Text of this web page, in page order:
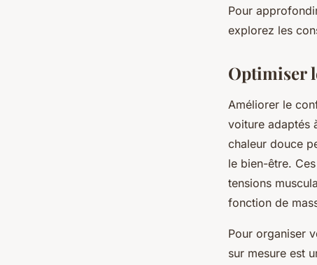
Pour
explorez les
Optimiser
Améliorer le
voiture adaptés
chaleur douce
le bien-être.
tensions
fonction de
Pour organiser
sur mesure est